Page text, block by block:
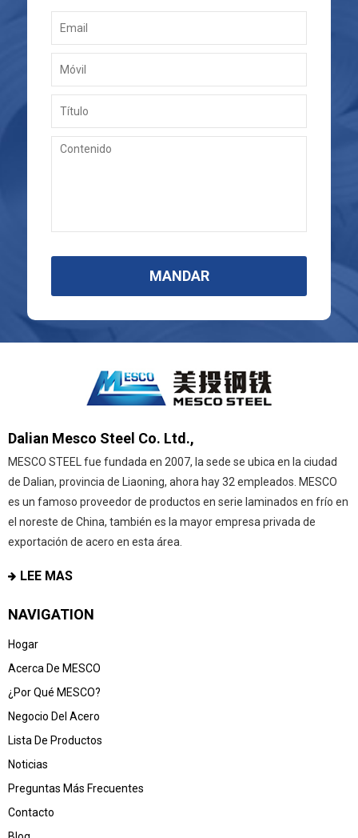
MANDAR
Dalian Mesco Steel Co. Ltd.,
MESCO STEEL fue fundada en 2007, la sede se ubica en la ciudad
de Dalian, provincia de Liaoning, ahora hay 32 empleados. MESCO
es un famoso proveedor de productos en serie laminados en frío en
el noreste de China, también es la mayor empresa privada de
exportación de acero en esta área.
LEE MAS
NAVIGATION
Hogar
Acerca De MESCO
¿Por Qué MESCO?
Negocio Del Acero
Lista De Productos
Noticias
Preguntas Más Frecuentes
Contacto